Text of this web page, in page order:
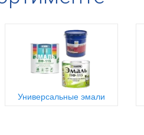
Универсальные эмали